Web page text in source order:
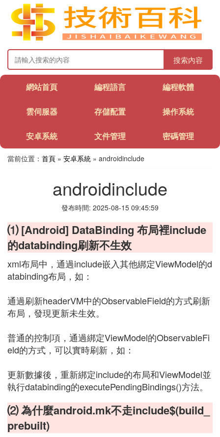
搜索內容
網站首頁 編程語言 編程軟體
雲伺服器 存儲配置 操作系統
安卓系統 文件管理 密碼管理
當前位置： 首頁 » 安卓系統 » androidinclude
androidinclude
發布時間: 2025-08-15 09:45:59
⑴ [Android] DataBinding 布局裡include
的databinding刷新不生效
xml布局中，通過include嵌入其他綁定ViewModel的d
atabinding布局，如：
通過刷新headerVM中的ObservableField的方式刷新
布局，發現更新未生效。
普通的控制項，通過綁定ViewModel的ObservableFi
eld的方式，可以實時刷新，如：
更新數據後，重新綁定include的布局和ViewModel並
執行databinding的executePendingBindings()方法。
⑵ 為什麼android.mk不走include$(build_
prebuilt)